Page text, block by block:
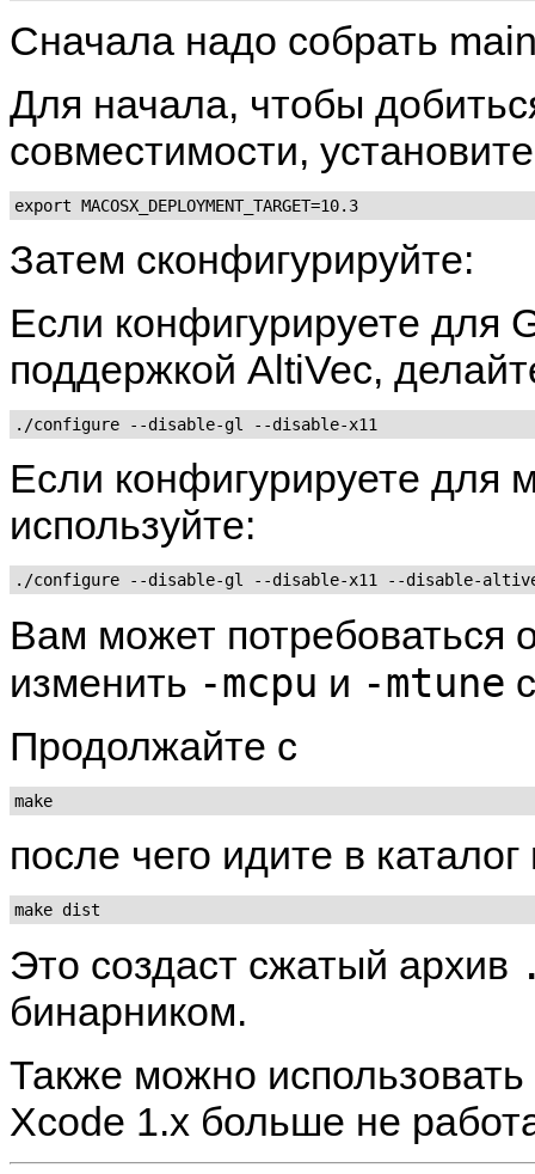
Сначала надо собрать
Для начала, чтобы
совместимости,
export MACOSX_DEPLOYMENT_TARGET=10.3
Затем сконфигурируйте:
Если конфигурируете для
поддержкой AltiVec,
Если конфигурируете для
используйте:
Вам может потребоваться
изменить -mcpu и -mtune
Продолжайте с
make
после чего идите в
make dist
Это создаст сжатый архив
бинарником.
Также можно
Xcode 1.x больше не